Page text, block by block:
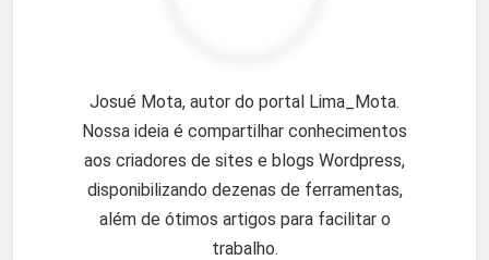
Josué Mota, autor do portal Lima_Mota.
Nossa ideia é compartilhar conhecimentos
aos criadores de sites e blogs Wordpress,
disponibilizando dezenas de ferramentas,
além de ótimos artigos para facilitar o
trabalho.